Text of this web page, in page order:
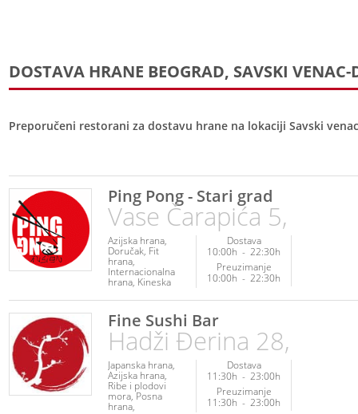
DOSTAVA HRANE BEOGRAD, SAVSKI
Preporučeni restorani za dostavu hrane na lokaciji Savski
Ping Pong - Stari grad
Vase Čarapića 5,
Azijska hrana
Doručak Fit
hrana
Internacionalna
hrana Kineska
Poslastice Posna
hrana Ribe i
plodovi mora
Veganska hrana
Vegetarijanska
hrana
Dostava
10:00h - 22:30h
Preuzimanje
10:00h - 22:30h
Fine Sushi Bar
Hadži Đerina 28,
Japanska hrana
Azijska hrana
Ribe i plodovi
mora Posna
hrana
Dostava
11:30h - 23:00h
Preuzimanje
11:30h - 23:00h